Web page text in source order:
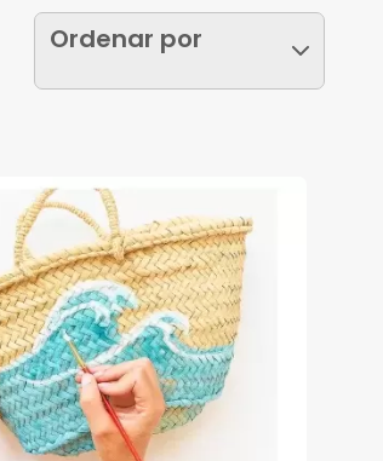
Ordenar por